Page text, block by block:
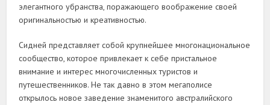
элегантного убранства, поражающего воображение своей
оригинальностью и креативностью.
Сидней представляет собой крупнейшее многонациональное
сообщество, которое привлекает к себе пристальное
внимание и интерес многочисленных туристов и
путешественников. Не так давно в этом мегаполисе
открылось новое заведение знаменитого австралийского